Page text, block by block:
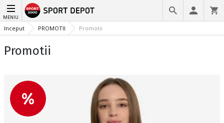
MENIU
Inceput PROMOTII Promotii
Promotii
%